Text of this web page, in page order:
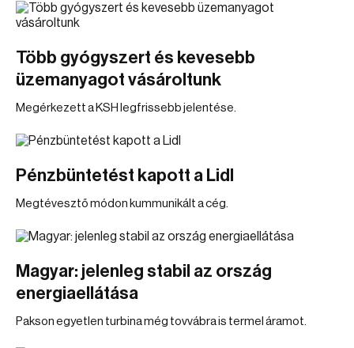
Több gyógyszert és kevesebb
üzemanyagot vásároltunk
Megérkezett a KSH legfrissebb jelentése.
Pénzbüntetést kapott a Lidl
Megtévesztő módon kummunikált a cég.
Magyar: jelenleg stabil az ország
energiaellátása
Pakson egyetlen turbina még tovvábra is termel áramot.